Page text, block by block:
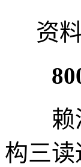
资
赖清
构三